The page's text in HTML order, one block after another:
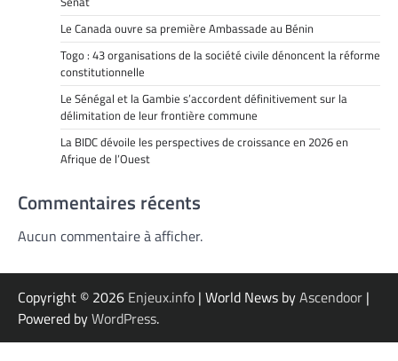
Le Canada ouvre sa première Ambassade au Bénin
Togo : 43 organisations de la société civile dénoncent la réforme
constitutionnelle
Le Sénégal et la Gambie s’accordent définitivement sur la
délimitation de leur frontière commune
La BIDC dévoile les perspectives de croissance en 2026 en
Afrique de l’Ouest
Commentaires récents
Aucun commentaire à afficher.
Copyright © 2026 Enjeux.info | World News byAscendoor |
Powered byWordPress.